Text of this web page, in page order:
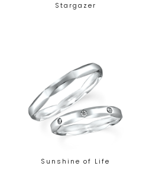
Stargazer
Sunshine of Life